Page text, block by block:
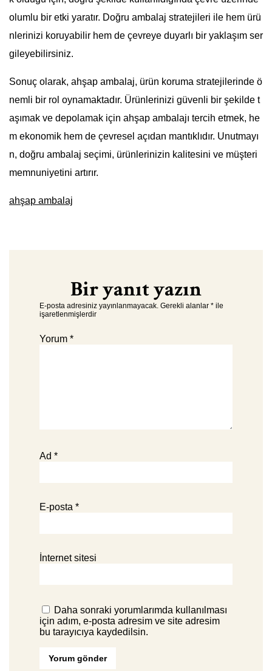
olumlu bir etki yaratır. Doğru ambalaj stratejileri ile hem ürü
nlerinizi koruyabilir hem de çevreye duyarlı bir yaklaşım ser
gileyebilirsiniz.
Sonuç olarak, ahşap ambalaj, ürün koruma stratejilerinde ö
nemli bir rol oynamaktadır. Ürünlerinizi güvenli bir şekilde t
aşımak ve depolamak için ahşap ambalajı tercih etmek, he
m ekonomik hem de çevresel açıdan mantıklıdır. Unutmayı
n, doğru ambalaj seçimi, ürünlerinizin kalitesini ve müşteri
memnuniyetini artırır.
ahşap ambalaj
Bir yanıt yazın
E-posta adresiniz yayınlanmayacak. Gerekli alanlar * ile
işaretlenmişlerdir
Yorum *
Ad *
E-posta *
İnternet sitesi
Daha sonraki yorumlarımda kullanılması
için adım, e-posta adresim ve site adresim
bu tarayıcıya kaydedilsin.